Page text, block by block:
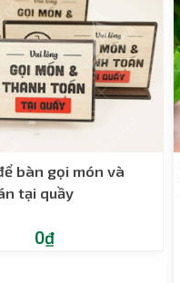
bàn gọi món và
tại quầy
0₫